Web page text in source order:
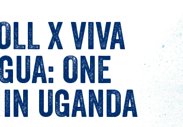
X VIVA
ONE
UGANDA